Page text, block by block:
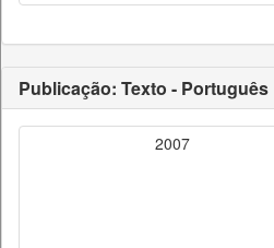
Publicação: Texto - Português
2007